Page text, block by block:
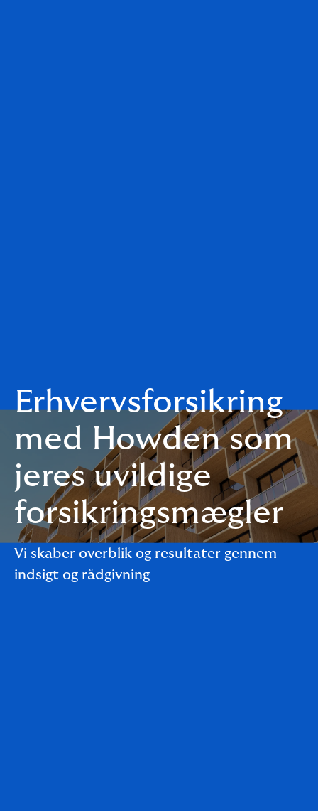
Erhvervsforsikring
med Howden som
jeres uvildige
forsikringsmægler
Vi skaber overblik og resultater gennem
indsigt og rådgivning